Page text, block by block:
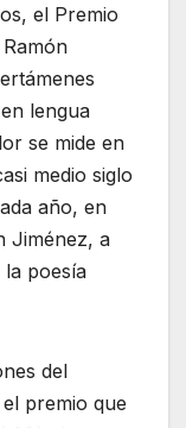
el Premio
lengua
se mide en
medio siglo
año, en
Jiménez, a
la poesía
del
premio que